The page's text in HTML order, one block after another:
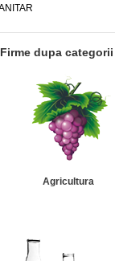
Firme dupa categorii
Agricultura